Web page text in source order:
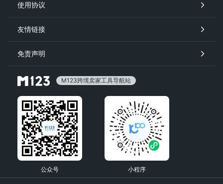
使用协议
友情链接
免责声明
M123跨境卖家工具导航站
公众号 小程序